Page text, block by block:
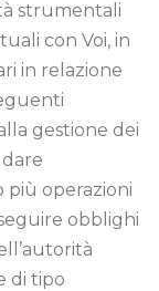
strumentali
con Voi, in
in relazione
gestione dei
più operazioni
obblighi
di tipo